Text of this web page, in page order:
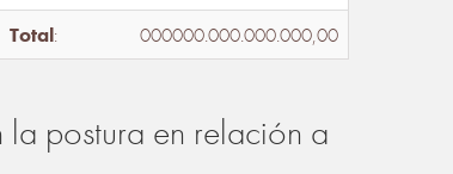
Total: 000000.000.000.000,00
postura en relación a